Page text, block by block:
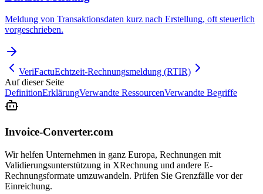
Meldung von Transaktionsdaten kurz nach Erstellung, oft steuerlich
vorgeschrieben.
VeriFactuEchtzeit-Rechnungsmeldung (RTIR)
Auf dieser Seite
DefinitionErklärungVerwandte RessourcenVerwandte Begriffe
Invoice-Converter.com
Wir helfen Unternehmen in ganz Europa, Rechnungen mit
Validierungsunterstützung in XRechnung und andere E-
Rechnungsformate umzuwandeln. Prüfen Sie Grenzfälle vor der
Einreichung.